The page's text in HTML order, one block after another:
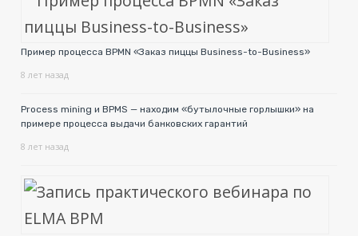
Пример процесса BPMN «Заказ пиццы Business-to-Business»
8 лет назад
Process mining и BPMS — находим «бутылочные горлышки» на
примере процесса выдачи банковских гарантий
8 лет назад